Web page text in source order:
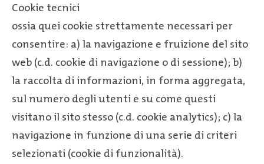
Cookie tecnici
ossia quei cookie strettamente necessari per
consentire: a) la navigazione e fruizione del sito
web (c.d. cookie di navigazione o di sessione); b)
la raccolta di informazioni, in forma aggregata,
sul numero degli utenti e su come questi
visitano il sito stesso (c.d. cookie analytics); c) la
navigazione in funzione di una serie di criteri
selezionati (cookie di funzionalità).